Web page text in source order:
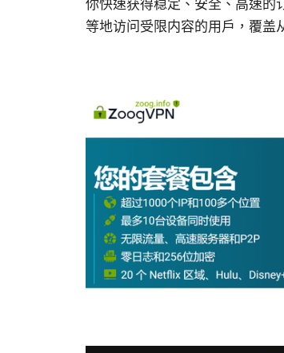
你快速获得稳定、安全、高速的
等地访问受限内容的用户，覆盖